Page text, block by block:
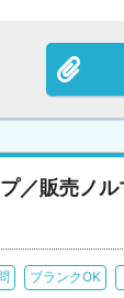
／販売ノ
ブランクOK